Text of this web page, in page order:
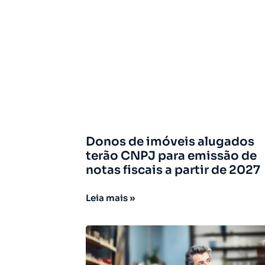
Donos de imóveis alugados
terão CNPJ para emissão de
notas fiscais a partir de 2027
Leia mais »